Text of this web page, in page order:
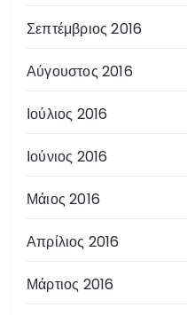
Σεπτέμβριος 2016
Αύγουστος 2016
Ιούλιος 2016
Ιούνιος 2016
Μάιος 2016
Απρίλιος 2016
Μάρτιος 2016